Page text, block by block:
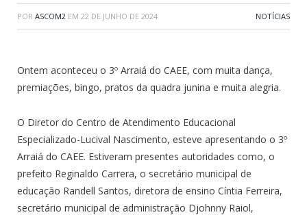
POR ASCOM2 EM 22 DE JUNHO DE 2024 NOTÍCIAS
Ontem aconteceu o 3º Arraiá do CAEE, com muita dança,
premiações, bingo, pratos da quadra junina e muita alegria.
O Diretor do Centro de Atendimento Educacional
Especializado-Lucival Nascimento, esteve apresentando o 3º
Arraiá do CAEE. Estiveram presentes autoridades como, o
prefeito Reginaldo Carrera, o secretário municipal de
educação Randell Santos, diretora de ensino Cíntia Ferreira,
secretário municipal de administração Djohnny Raiol,